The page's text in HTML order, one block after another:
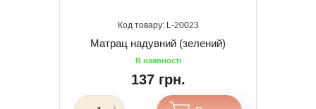
20023
Матрац надувний (зелений)
137 грн.